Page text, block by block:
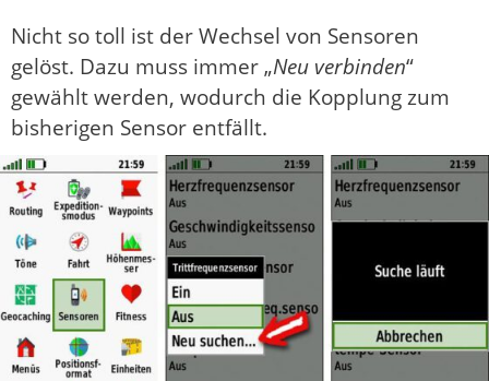
Nicht so toll ist der Wechsel von Sensoren
gelöst. Dazu muss immer „Neu verbinden“
gewählt werden, wodurch die Kopplung zum
bisherigen Sensor entfällt.